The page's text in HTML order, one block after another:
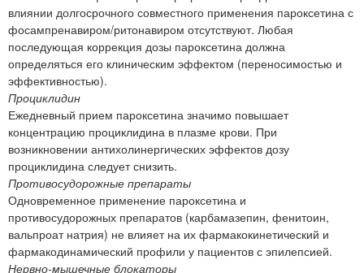
влиянии долгосрочного совместного применения пароксетина с
фосампренавиром/ритонавиром отсутствуют. Любая
последующая коррекция дозы пароксетина должна
определяться его клиническим эффектом (переносимостью и
эффективностью).
Проциклидин
Ежедневный прием пароксетина значимо повышает
концентрацию проциклидина в плазме крови. При
возникновении антихолинергических эффектов дозу
проциклидина следует снизить.
Противосудорожные препараты
Одновременное применение пароксетина и
противосудорожных препаратов (карбамазепин, фенитоин,
вальпроат натрия) не влияет на их фармакокинетический и
фармакодинамический профили у пациентов с эпилепсией.
Нервно-мышечные блокаторы